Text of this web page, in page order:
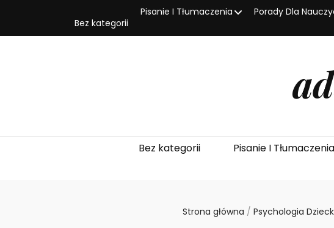
Bez kategorii
Pisanie I Tłumaczenia Porady Dla
Bez kategorii Pisanie I Tłumaczenia
Strona główna / Psychologia